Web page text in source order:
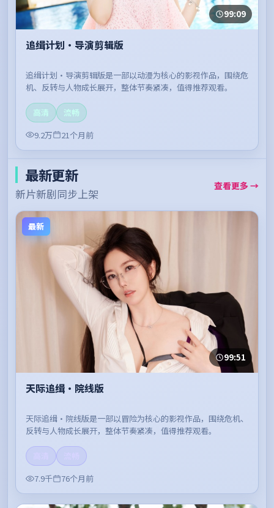
99:09
追缉计划·导演剪辑版
追缉计划·导演剪辑版是一部以动漫为核心的影视作品，围绕危
机、反转与人物成长展开，整体节奏紧凑，值得推荐观看。
高清
流畅
9.2万
21个月前
最新更新
新片新剧同步上架
查看更多 →
最新
99:51
天际追缉·院线版
天际追缉·院线版是一部以冒险为核心的影视作品，围绕危机、
反转与人物成长展开，整体节奏紧凑，值得推荐观看。
7.9千
76个月前